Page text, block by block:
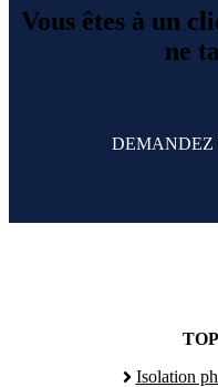
Vous êtes à un
ne
DEMANDEZ
Isolation